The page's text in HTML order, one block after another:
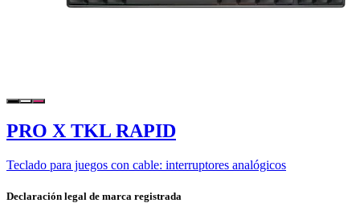
PRO X TKL RAPID
Teclado para juegos con cable: interruptores analógicos
Declaración legal de marca registrada